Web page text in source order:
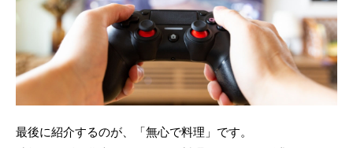
最後に紹介するのが、「無心で料理」です。